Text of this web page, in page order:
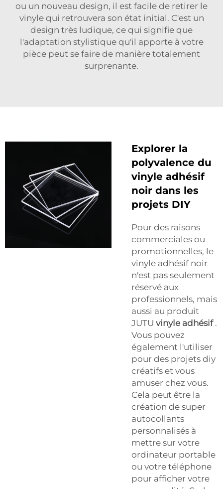
ou un nouveau design, il est facile de retirer le
vinyle qui retrouvera son état initial. C'est un
design très ludique, ce qui signifie que
l'adaptation stylistique qu'il apporte à votre
pièce peut se faire de manière totalement
surprenante.
Explorer la
polyvalence du
vinyle adhésif
noir dans les
projets DIY
Pour des raisons
commerciales ou
promotionnelles, le
vinyle adhésif noir
n'est pas seulement
réservé aux
professionnels, mais
aussi au produit
JUTU vinyle adhésif .
Vous pouvez
également l'utiliser
pour des projets diy
créatifs et vous
amuser chez vous.
Cela peut être la
création de super
autocollants
personnalisés à
mettre sur votre
ordinateur portable
ou votre téléphone
pour afficher votre